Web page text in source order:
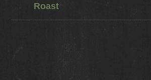
Roast